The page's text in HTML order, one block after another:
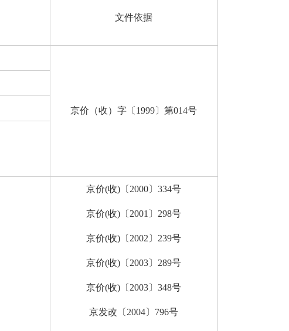
文件依据
京价（收）字〔1999〕第014号
京价(收)〔2000〕334号
京价(收)〔2001〕298号
京价(收)〔2002〕239号
京价(收)〔2003〕289号
京价(收)〔2003〕348号
京发改〔2004〕796号